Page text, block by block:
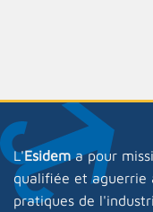
L'Esidema pour
qualifiée et aguerrie
pratiques de